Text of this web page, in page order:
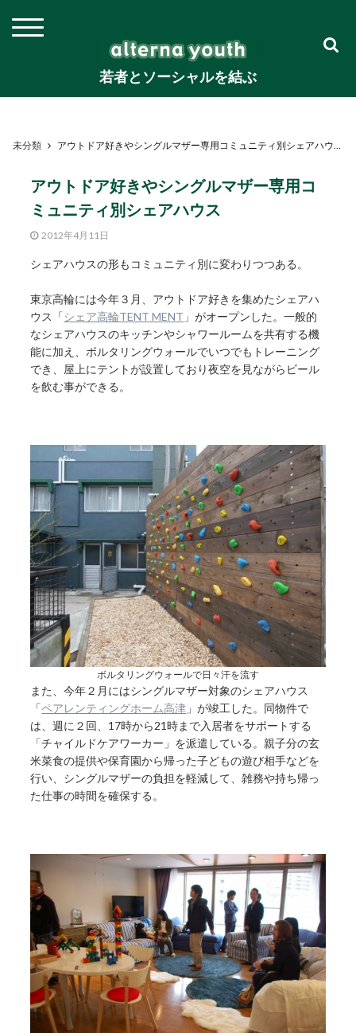
若者とソーシャルを結ぶ
未分類 アウトドア好きやシングルマザー専用コミュニティ別シェアハウス
アウトドア好きやシングルマザー専用コ
ミュニティ別シェアハウス
2012年4月11日
シェアハウスの形もコミュニティ別に変わりつつある。
東京高輪には今年３月、アウトドア好きを集めたシェアハ
ウス「シェア高輪TENT MENT 」がオープンした。一般的
なシェアハウスのキッチンやシャワールームを共有する機
能に加え、ボルタリングウォールでいつでもトレーニング
でき、屋上にテントが設置しており夜空を見ながらビール
を飲む事ができる。
ボルタリングウォールで日々汗を流す
また、今年２月にはシングルマザー対象のシェアハウス
「ペアレンティングホーム高津 」が竣工した。同物件で
は、週に２回、17時から21時まで入居者をサポートする
「チャイルドケアワーカー」を派遣している。親子分の玄
米菜食の提供や保育園から帰った子どもの遊び相手などを
行い、シングルマザーの負担を軽減して、雑務や持ち帰っ
た仕事の時間を確保する。